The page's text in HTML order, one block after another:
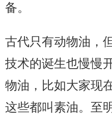
备。
古代只有动物油，
技术的诞生也慢慢
物油，比如大家现
这些都叫素油。至